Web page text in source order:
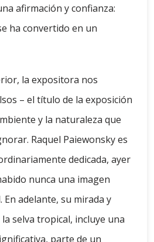
afirmación y confianza:
ha convertido en un
la expositora nos
– el título de la exposición
y la naturaleza que
Raquel Paiewonsky es
dedicada, ayer
nunca una imagen
adelante, su mirada y
selva tropical, incluye una
parte de un